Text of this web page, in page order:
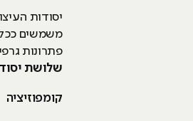
יסודות
משמשים
פתרונות
שלושת
קומפוזיציה